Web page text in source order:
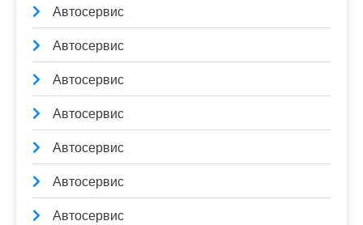
Автосервис
Автосервис
Автосервис
Автосервис
Автосервис
Автосервис
Автосервис